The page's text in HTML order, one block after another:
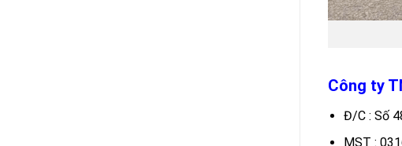
Công ty
Đ/C : Số
MST :